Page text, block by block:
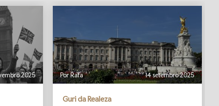
2025 Por Rafa 14 setembro 2025
Guri da Realeza